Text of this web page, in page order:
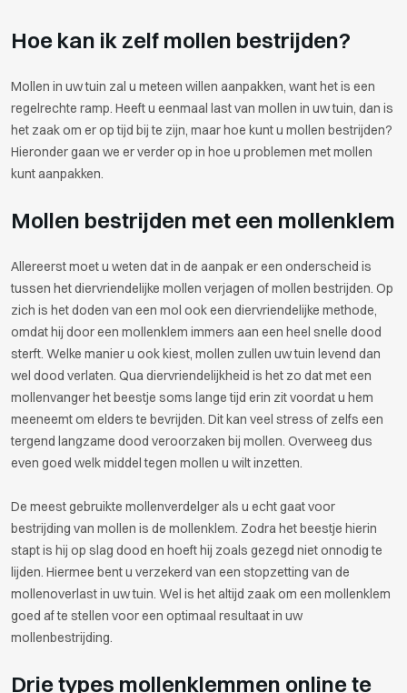
Hoe kan ik zelf mollen bestrijden?
Mollen in uw tuin zal u meteen willen aanpakken, want het is een
regelrechte ramp. Heeft u eenmaal last van mollen in uw tuin, dan is
het zaak om er op tijd bij te zijn, maar hoe kunt u mollen bestrijden?
Hieronder gaan we er verder op in hoe u problemen met mollen
kunt aanpakken.
Mollen bestrijden met een mollenklem
Allereerst moet u weten dat in de aanpak er een onderscheid is
tussen het diervriendelijke mollen verjagen of mollen bestrijden. Op
zich is het doden van een mol ook een diervriendelijke methode,
omdat hij door een mollenklem immers aan een heel snelle dood
sterft. Welke manier u ook kiest, mollen zullen uw tuin levend dan
wel dood verlaten. Qua diervriendelijkheid is het zo dat met een
mollenvanger het beestje soms lange tijd erin zit voordat u hem
meeneemt om elders te bevrijden. Dit kan veel stress of zelfs een
tergend langzame dood veroorzaken bij mollen. Overweeg dus
even goed welk middel tegen mollen u wilt inzetten.
De meest gebruikte mollenverdelger als u echt gaat voor
bestrijding van mollen is de mollenklem. Zodra het beestje hierin
stapt is hij op slag dood en hoeft hij zoals gezegd niet onnodig te
lijden. Hiermee bent u verzekerd van een stopzetting van de
mollenoverlast in uw tuin. Wel is het altijd zaak om een mollenklem
goed af te stellen voor een optimaal resultaat in uw
mollenbestrijding.
Drie types mollenklemmen online te